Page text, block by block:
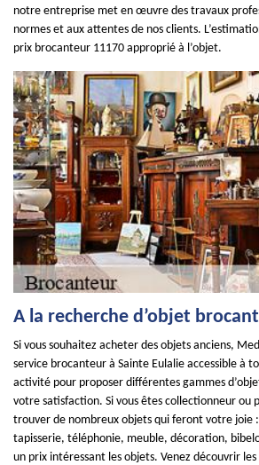
notre entreprise met en œuvre des travaux
normes et aux attentes de nos clients.
prix brocanteur 11170 approprié à l’objet.
A la recherche d’objet
Si vous souhaitez acheter des objets anciens,
service brocanteur à Sainte Eulalie accessible à
activité pour proposer différentes gammes
votre satisfaction. Si vous êtes collectionneur ou
trouver de nombreux objets qui feront votre joie
tapisserie, téléphonie, meuble, décoration,
un prix intéressant les objets. Venez découvrir